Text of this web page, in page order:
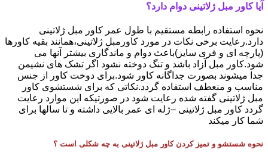
آیا کاور مبل ژلاتینی دوام دارد؟
نحوه استفاده رابطه مستقیم با طول عمر کاور مبل ژلاتینی
دارد.رعایت برخی نکات در مورد کاورمبل ژلاتینی،همانند بقیه کاورها
(پارچه ای و فری سایز)باعث دوام و ماندگاری بیشتر آنها می
شود.کاور مبل آزاد باشد و تنگ دوخته نشود اگر تشک های نشیمن
جدا میشوند بصورت جداگانه کاور شود.برای دوخت کاور از جنس
مناسب و منعطف استفاده گردد.نکاتی که برای شستشوی کاور
مبل ژلاتینی گفته شده رعایت شود در صورتیکه این موارد رعایت
گردد کاور مبل ژلاتینی –ژله ای عمر بالایی داشته و تا سالها برای
شما کار میکند
نحوه شستشو و تمیز کردن کاور مبل ژلاتینی به چه شکلی است ؟